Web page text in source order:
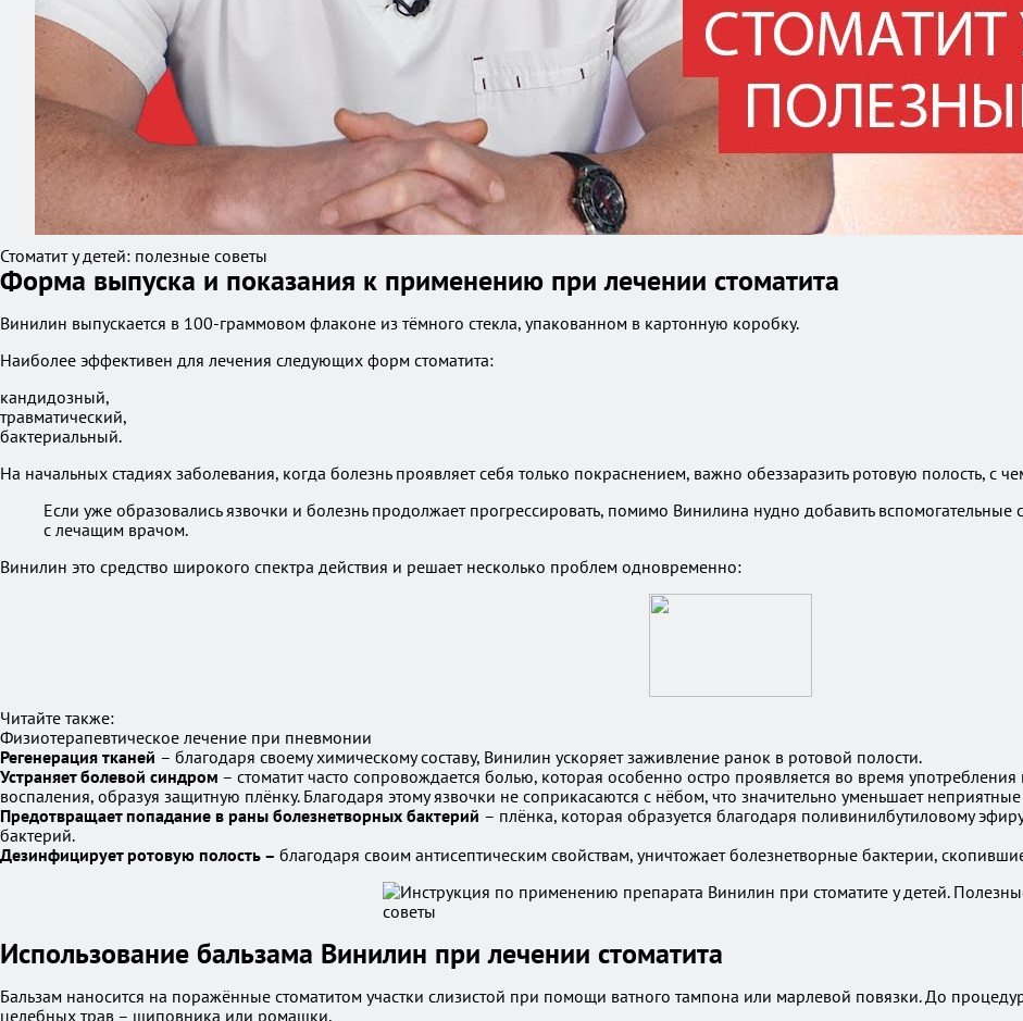
Стоматит у детей: полезные советы
Форма выпуска и показания к применению при лечении стоматита
Винилин выпускается в 100-граммовом флаконе из тёмного стекла, упакованном в картонную коробку.
Наиболее эффективен для лечения следующих форм стоматита:
кандидозный,
травматический,
бактериальный.
На начальных стадиях заболевания, когда болезнь проявляет себя только покраснением, важно обеззаразить ротовую полость, с
Если уже образовались язвочки и болезнь продолжает прогрессировать, помимо Винилина нудно добавить вспомогательные
с лечащим врачом.
Винилин это средство широкого спектра действия и решает несколько проблем одновременно:
Читайте также:
Физиотерапевтическое лечение при пневмонии
Регенерация тканей – благодаря своему химическому составу, Винилин ускоряет заживление ранок в ротовой полости.
Устраняет болевой синдром – стоматит часто сопровождается болью, которая особенно остро проявляется во время
воспаления, образуя защитную плёнку. Благодаря этому язвочки не соприкасаются с нёбом, что значительно уменьшает
Предотвращает попадание в раны болезнетворных бактерий – плёнка, которая образуется благодаря поливинилбутиловому
бактерий.
Дезинфицирует ротовую полость – благодаря своим антисептическим свойствам, уничтожает болезнетворные бактерии,
Использование бальзама Винилин при лечении стоматита
Бальзам наносится на поражённые стоматитом участки слизистой при помощи ватного тампона или марлевой повязки. До
целебных трав – шиповника или ромашки.